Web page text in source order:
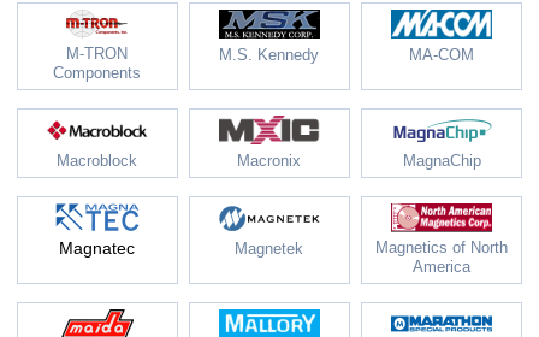
M-TRON
Components
M.S. Kennedy MA-COM
Macroblock Macronix MagnaChip
Magnatec Magnetek
Magnetics of North
America